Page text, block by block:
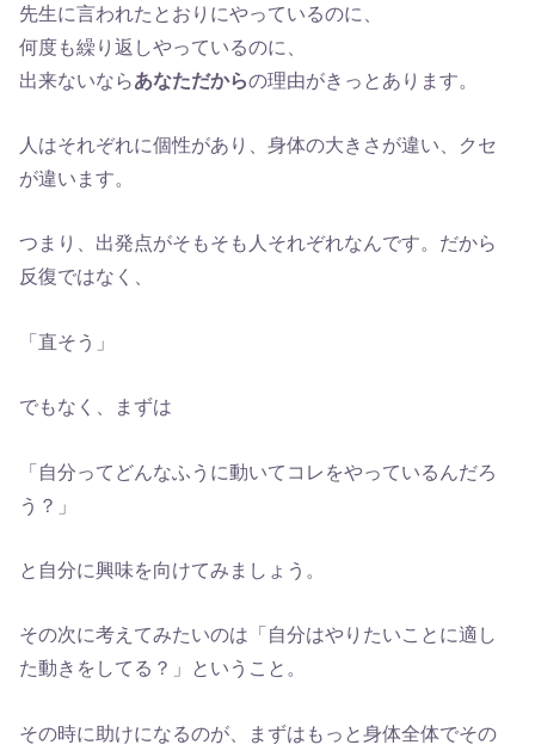
先生に言われたとおりにやっているのに、
何度も繰り返しやっているのに、
出来ないならあなただからの理由がきっとあります。
人はそれぞれに個性があり、身体の大きさが違い、クセ
が違います。
つまり、出発点がそもそも人それぞれなんです。だから
反復ではなく、
「直そう」
でもなく、まずは
「自分ってどんなふうに動いてコレをやっているんだろ
う？」
と自分に興味を向けてみましょう。
その次に考えてみたいのは「自分はやりたいことに適し
た動きをしてる？」ということ。
その時に助けになるのが、まずはもっと身体全体でその